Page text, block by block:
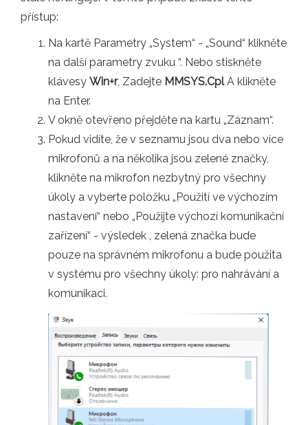
přístup:
Na kartě Parametry „System“ - „Sound“ klikněte
na další parametry zvuku “. Nebo stiskněte
klávesy Win+r, Zadejte MMSYS.CplA klikněte
na Enter.
V okně otevřeno přejděte na kartu „Záznam“.
Pokud vidíte, že v seznamu jsou dva nebo více
mikrofonů a na několika jsou zelené značky,
klikněte na mikrofon nezbytný pro všechny
úkoly a vyberte položku „Použití ve výchozím
nastavení“ nebo „Použijte výchozí komunikační
zařízení“ - výsledek , zelená značka bude
pouze na správném mikrofonu a bude použita
v systému pro všechny úkoly: pro nahrávání a
komunikaci.